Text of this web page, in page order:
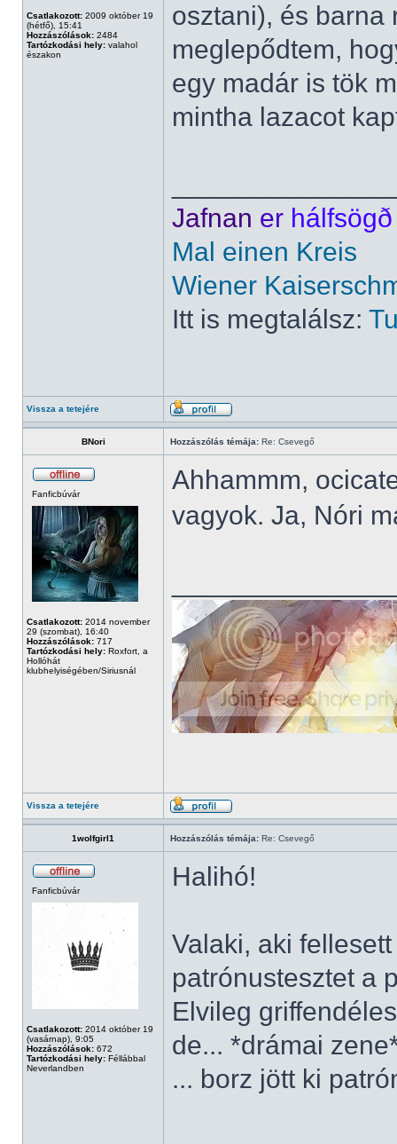
Csatlakozott: 2009 október 19
(hétfő), 15:41
Hozzászólások: 2484
Tartózkodási hely: valahol
északon
osztani), és barna
meglepődtem,
egy madár is tök
mintha lazacot
Jafnan er hálfsögð
Mal einen Kreis
Wiener
Itt is megtalálsz:
Vissza a tetejére
BNori Hozzászólás témája: Re: Csevegő
Fanficbúvár
Csatlakozott: 2014 november
29 (szombat), 16:40
Hozzászólások: 717
Tartózkodási hely: Roxfort, a
Hollóhát
klubhelyiségében/Siriusnál
Ahhammm,
vagyok. Ja, Nóri
Vissza a tetejére
1wolfgirl1 Hozzászólás témája: Re: Csevegő
Fanficbúvár
Csatlakozott: 2014 október 19
(vasárnap), 9:05
Hozzászólások: 672
Tartózkodási hely: Féllábbal
Neverlandben
Halihó!
Valaki, aki
patrónustesztet a
Elvileg
de... *drámai
... borz jött ki